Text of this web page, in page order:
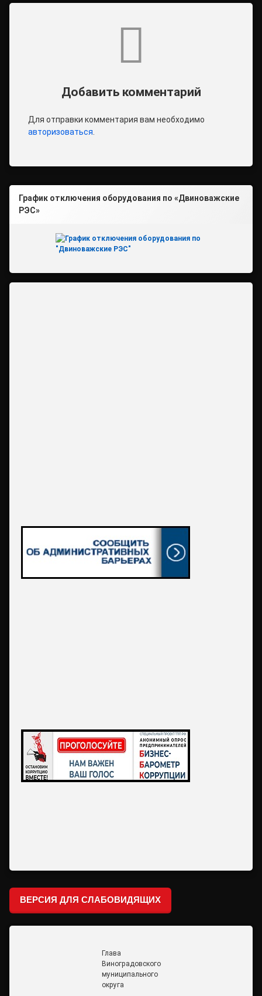
Добавить комментарий
Для отправки комментария вам необходимо
авторизоваться
График отключения оборудования по «Двиноважские
РЭС»
ВЕРСИЯ ДЛЯ СЛАБОВИДЯЩИХ
Глава
Виноградовского
муниципального
округа